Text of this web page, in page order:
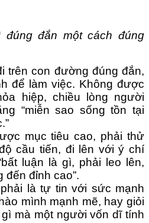
đúng đắn một cách đúng
trên con đường đúng đắn,
để làm việc. Không được
hiệp, chiều lòng người
“miễn sao sống tồn tại
mục tiêu cao, phải thử
cầu tiến, đi lên với ý chí
luận là gì, phải leo lên,
đến đỉnh cao”.
là tự tin với sức mạnh
mình mạnh mẽ, hay giỏi
mà một người vốn dĩ tính